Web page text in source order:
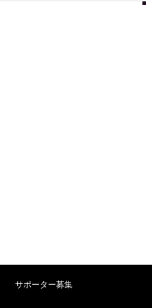
サポーター募集